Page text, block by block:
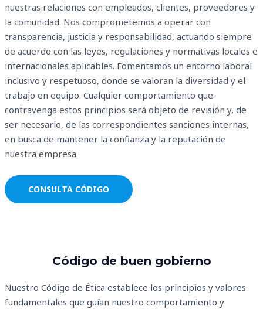
nuestras relaciones con empleados, clientes, proveedores y
la comunidad. Nos comprometemos a operar con
transparencia, justicia y responsabilidad, actuando siempre
de acuerdo con las leyes, regulaciones y normativas locales e
internacionales aplicables. Fomentamos un entorno laboral
inclusivo y respetuoso, donde se valoran la diversidad y el
trabajo en equipo. Cualquier comportamiento que
contravenga estos principios será objeto de revisión y, de
ser necesario, de las correspondientes sanciones internas,
en busca de mantener la confianza y la reputación de
nuestra empresa.
CONSULTA CÓDIGO
Código de buen gobierno
Nuestro Código de Ética establece los principios y valores
fundamentales que guían nuestro comportamiento y